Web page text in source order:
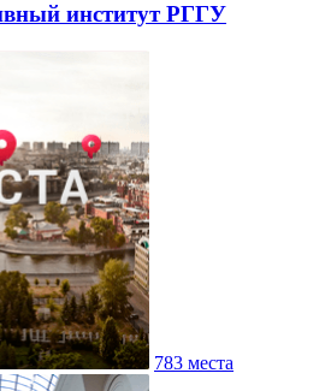
институт РГГУ
783 места